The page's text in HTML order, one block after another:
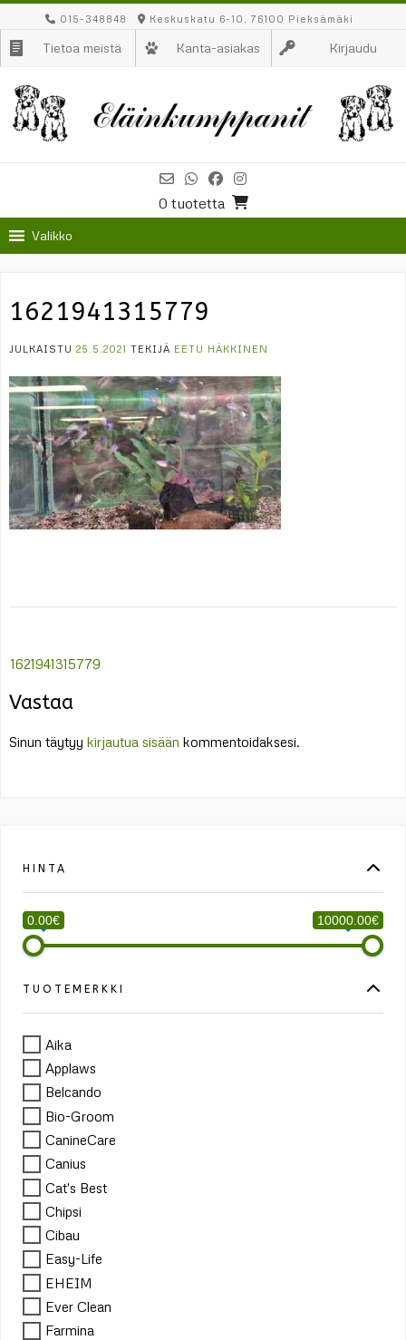
to
content
015-348848 Keskuskatu 6-10, 76100 Pieksämäki
Tietoa meistä Kanta-asiakas Kirjaudu
0 tuotetta
Valikko
1621941315779
JULKAISTU 25.5.2021 TEKIJÄ EETU HÄKKINEN
1621941315779
Vastaa
Sinun täytyy kirjautua sisään kommentoidaksesi.
HINTA
0.00€ 10000.00€
TUOTEMERKKI
Aika
Applaws
Belcando
Bio-Groom
CanineCare
Canius
Cat's Best
Chipsi
Cibau
Easy-Life
EHEIM
Ever Clean
Farmina